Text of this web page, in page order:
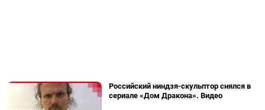
Российский ниндзя-скульптор снялся в
сериале «Дом Дракона». Видео